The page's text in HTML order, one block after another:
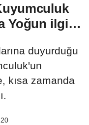
Yoğun ilgi…
duyurduğu
kısa zamanda